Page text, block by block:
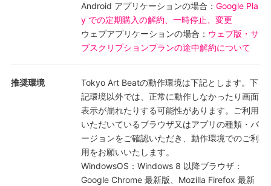
Android アプリケーションの場合： Google Pla
y での定期購入の解約、一時停止、変更
ウェブアプリケーションの場合： ウェブ版・サ
ブスクリプションプランの途中解約について
推奨環境
Tokyo Art Beatの動作環境は下記とします。下
記環境以外では、正常に動作しなかったり画面
表示が崩れたりする可能性があります。ご利用
いただいているブラウザ又はアプリの種類・バ
ージョンをご確認いただき、動作環境でのご利
用をお願いいたします。
WindowsOS：Windows 8 以降ブラウザ：
Google Chrome 最新版、Mozilla Firefox 最新